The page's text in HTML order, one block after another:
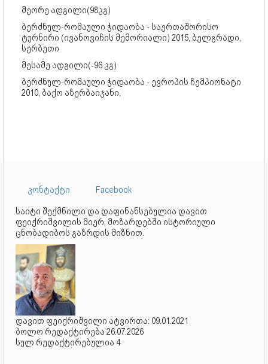
მეორე ადგილი(98კგ)
ბერძნულ-რომაული ჭიდაობა - საერთაშორისო
ტურნირი (ივანოვიჩის მემორიალი) 2015, ბელგრადი,
სერბეთი
მესამე ადგილი(-96 კგ)
ბერძნულ-რომაული ჭიდაობა - ევროპის ჩემპიონატი
2010, ბაქო აზერბაიჯანი,
კონტაქტი
Facebook
საიტი შექმნილი და დაფინანსებულია დავით
ფეიქრიშვილის მიერ, მოზარდებში ისტორიული
ცნობადიბოს გაზრდის მიზნით.
დავით ფეიქრიშვილი ატვირთა: 09.01.2021
ბოლო რედაქტირება 26.07.2026
სულ რედაქტირებულია 4